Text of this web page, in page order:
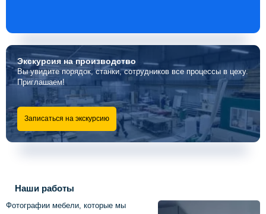
Экскурсияна производство
Вы увидите порядок, станки, сотрудников все процессы в цеху.
Приглашаем!
Записаться на экскурсию
Наши работы
Фотографии мебели, которые мы